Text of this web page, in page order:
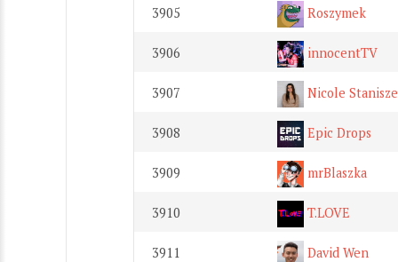
3905 Roszymek
3906 innocentTV
3907 Nicole
3908 Epic Drops
3909 mrBlaszka
3910 T.LOVE
3911 David Wen